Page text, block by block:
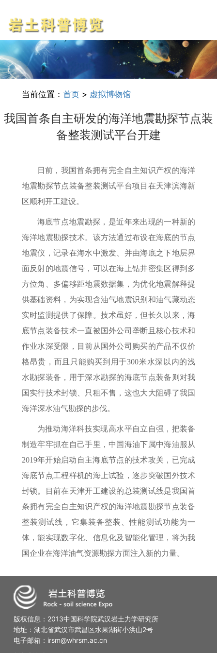
当前位置： 首页> 虚拟博物馆
我国首条自主研发的海洋地震勘探节点装
备整装测试平台开建
日前，我国首条拥有完全自主知识产权的海洋
地震勘探节点装备整装测试平台项目在天津滨海新
区顺利开工建设。
海底节点地震勘探，是近年来出现的一种新的
海洋地震勘探技术。该方法通过布设在海底的节点
地震仪，记录在海水中激发、并由海底之下地层界
面反射的地震信号，可以在海上钻井密集区得到多
方位角、多偏移距地震数据集，为优化地震解释提
供基础资料，为实现含油气地震识别和油气藏动态
实时监测提供了保障。技术虽好，但长久以来，海
底节点装备技术一直被国外公司垄断且核心技术和
作业水深受限，目前从国外公司购买的产品不仅价
格昂贵，而且只能购买到用于300米水深以内的浅
水勘探装备，用于深水勘探的海底节点装备则对我
国实行技术封锁、只租不售，这也大大阻碍了我国
海洋深水油气勘探的步伐。
为推动海洋科技实现高水平自立自强，把装备
制造牢牢抓在自己手里，中国海油下属中海油服从
2019年开始启动自主海底节点的技术攻关，已完成
海底节点工程样机的海上试验，逐步突破国外技术
封锁。目前在天津开工建设的总装测试线是我国首
条拥有完全自主知识产权的海洋地震勘探节点装备
整装测试线，它集装备整装、性能测试功能为一
体，能实现数字化、信息化及智能化管理，将为我
国企业在海洋油气资源勘探方面注入新的力量。
版权信息：2013中国科学院武汉岩土力学研究所
地址：湖北省武汉市武昌区水果湖街小洪山2号
电子邮箱：irsm@whrsm.ac.cn